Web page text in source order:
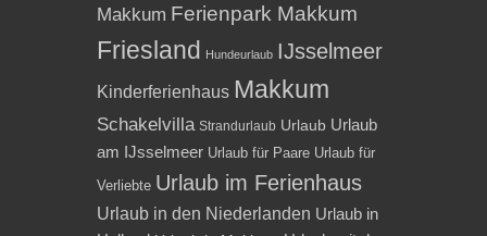
Makkum Ferienpark Makkum
Friesland Hundeurlaub IJsselmeer
Kinderferienhaus Makkum
Schakelvilla Strandurlaub Urlaub Urlaub
am IJsselmeer Urlaub für Paare Urlaub für
Verliebte Urlaub im Ferienhaus
Urlaub in den Niederlanden Urlaub in